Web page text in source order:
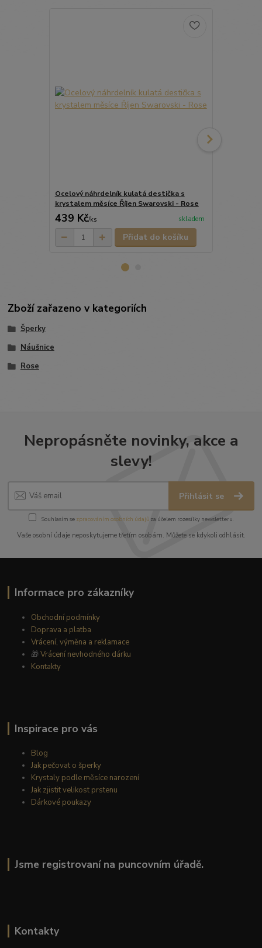
Ocelový náhrdelník kulatá destička s
krystalem měsíce Říjen Swarovski - Rose
439 Kč/ks skladem
Přidat do košíku
Zboží zařazeno v kategoriích
Šperky
Náušnice
Rose
Nepropásněte novinky, akce a
slevy!
Přihlásit se
Souhlasím se zpracováním osobních údajůza účelem rozesílky newsletteru.
Vaše osobní údaje neposkytujeme třetím osobám. Můžete se kdykoli odhlásit.
Informace pro zákazníky
Obchodní podmínky
Doprava a platba
Vrácení, výměna a reklamace
🎁Vrácení nevhodného dárku
Kontakty
Inspirace pro vás
Blog
Jak pečovat o šperky
Krystaly podle měsíce narození
Jak zjistit velikost prstenu
Dárkové poukazy
Jsme registrovaní na puncovním úřadě.
Kontakty